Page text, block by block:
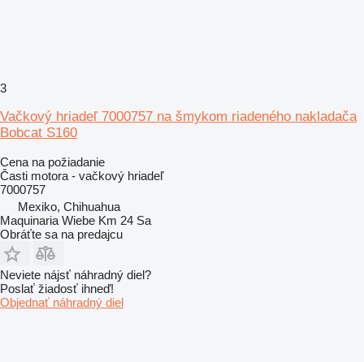
3
Vačkový hriadeľ 7000757 na šmykom riadeného nakladača
Bobcat S160
Cena na požiadanie
Časti motora - vačkový hriadeľ
7000757
Mexiko, Chihuahua
Maquinaria Wiebe Km 24 Sa
Obráťte sa na predajcu
Neviete nájsť náhradný diel?
Poslať žiadosť ihneď!
Objednať náhradný diel